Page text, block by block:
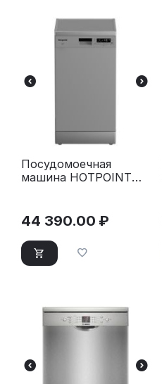
Посудомоечная
машина HOTPOINT
44 390.00 ₽